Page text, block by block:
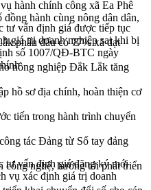
hành chính công xã Ea Phê
hành cùng nông dân dân,
phấn đấu có 77% xã đạt
nông nghiệp Đắk Lắk tăng
hồ sơ địa chính, hoàn thiện cơ
tiến trong hành trình chuyển
tác Đảng từ Sổ tay đảng
nghệ, hướng tới phát triển
tư vấn định giá được tiếp tục
giá trị doanh nghiệp sai khi bị
số 1007/QĐ-BTC ngày
tư vấn định giá đăng ký mới
vụ xác định giá trị doanh